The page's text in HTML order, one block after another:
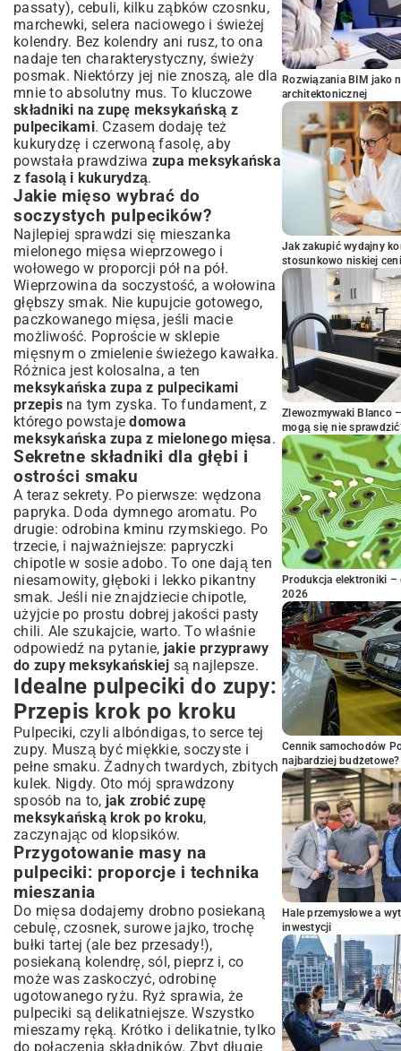
passaty), cebuli, kilku ząbków czosnku,
marchewki, selera naciowego i świeżej
kolendry. Bez kolendry ani rusz, to ona
nadaje ten charakterystyczny, świeży
posmak. Niektórzy jej nie znoszą, ale dla
mnie to absolutny mus. To kluczowe
składniki na zupę meksykańską z
pulpecikami. Czasem dodaję też
kukurydzę i czerwoną fasolę, aby
powstała prawdziwa zupa meksykańska
z fasolą i kukurydzą.
Jakie mięso wybrać do
soczystych pulpecików?
Najlepiej sprawdzi się mieszanka
mielonego mięsa wieprzowego i
wołowego w proporcji pół na pół.
Wieprzowina da soczystość, a wołowina
głębszy smak. Nie kupujcie gotowego,
paczkowanego mięsa, jeśli macie
możliwość. Poproście w sklepie
mięsnym o zmielenie świeżego kawałka.
Różnica jest kolosalna, a ten
meksykańska zupa z pulpecikami
przepisna tym zyska. To fundament, z
którego powstajedomowa
meksykańska zupa z mielonego mięsa.
Sekretne składniki dla głębi i
ostrości smaku
A teraz sekrety. Po pierwsze: wędzona
papryka. Doda dymnego aromatu. Po
drugie: odrobina kminu rzymskiego. Po
trzecie, i najważniejsze: papryczki
chipotle w sosie adobo. To one dają ten
niesamowity, głęboki i lekko pikantny
smak. Jeśli nie znajdziecie chipotle,
użyjcie po prostu dobrej jakości pasty
chili. Ale szukajcie, warto. To właśnie
odpowiedź na pytanie, jakie przyprawy
do zupy meksykańskiej są najlepsze.
Idealne pulpeciki do zupy:
Przepis krok po kroku
Pulpeciki, czyli albóndigas, to serce tej
zupy. Muszą być miękkie, soczyste i
pełne smaku. Żadnych twardych, zbitych
kulek. Nigdy. Oto mój sprawdzony
sposób na to, jak zrobić zupę
meksykańską krok po kroku,
zaczynając od klopsików.
Przygotowanie masy na
pulpeciki: proporcje i technika
mieszania
Do mięsa dodajemy drobno posiekaną
cebulę, czosnek, surowe jajko, trochę
bułki tartej (ale bez przesady!),
posiekaną kolendrę, sól, pieprz i, co
może was zaskoczyć, odrobinę
ugotowanego ryżu. Ryż sprawia, że
pulpeciki są delikatniejsze. Wszystko
mieszamy ręką. Krótko i delikatnie, tylko
do połączenia składników. Zbyt długie
Rozwiązania BIM jako
architektonicznej
Jak zakupić wydajny
stosunkowo niskiej
Zlewozmywaki Blanco
mogą się nie
Produkcja elektroniki –
2026
Cennik samochodów
najbardziej budżetowe?
Hale przemysłowe a
inwestycji